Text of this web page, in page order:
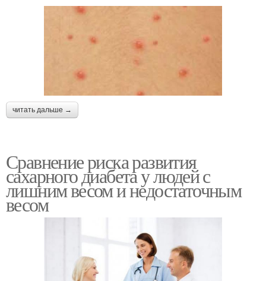
читать дальше →
Сравнение риска развития
сахарного диабета у людей с
лишним весом и недостаточным
весом